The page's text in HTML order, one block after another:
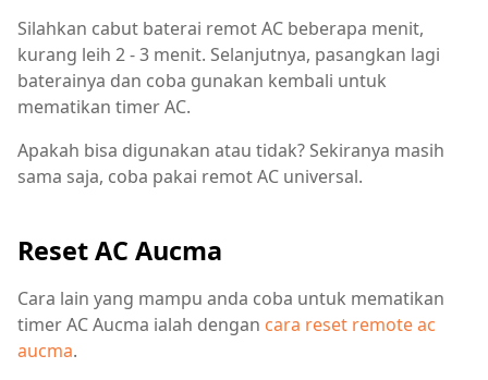
Silahkan cabut baterai remot AC beberapa menit,
kurang leih 2 - 3 menit. Selanjutnya, pasangkan lagi
baterainya dan coba gunakan kembali untuk
mematikan timer AC.
Apakah bisa digunakan atau tidak? Sekiranya masih
sama saja, coba pakai remot AC universal.
Reset AC Aucma
Cara lain yang mampu anda coba untuk mematikan
timer AC Aucma ialah dengan cara reset remote ac
aucma.